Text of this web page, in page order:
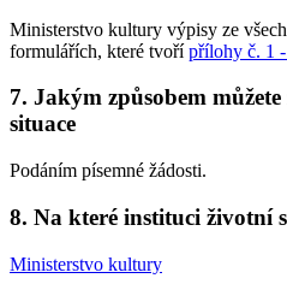
Ministerstvo kultury výpisy ze
formulářích, které tvořípřílohy č. 1
7. Jakým způsobem
situace
Podáním písemné žádosti.
8. Na které instituci životní
Ministerstvo kultury